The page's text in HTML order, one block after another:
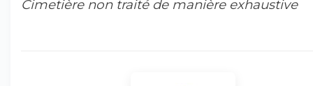
Cimetière non traité de manière exhaustive